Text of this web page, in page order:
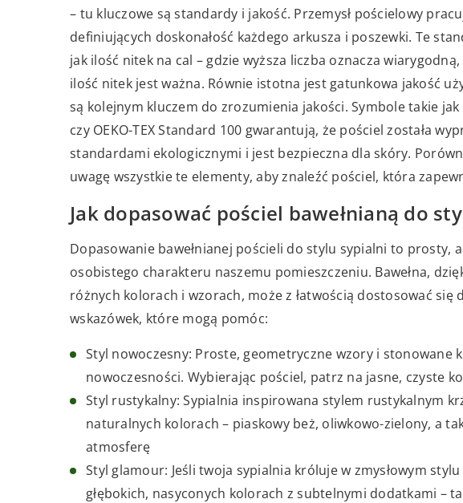
– tu kluczowe są standardy i jakość. Przemysł pościelowy
definiujących doskonałość każdego arkusza i poszewki. Te
jak ilość nitek na cal – gdzie wyższa liczba oznacza
ilość nitek jest ważna. Równie istotna jest gatunkowa jakość
są kolejnym kluczem do zrozumienia jakości. Symbole takie
czy OEKO-TEX Standard 100 gwarantują, że pościel została
standardami ekologicznymi i jest bezpieczna dla skóry.
uwagę wszystkie te elementy, aby znaleźć pościel, która
Jak dopasować pościel bawełnianą do
Dopasowanie bawełnianej pościeli do stylu sypialni to prosty,
osobistego charakteru naszemu pomieszczeniu. Bawełna,
różnych kolorach i wzorach, może z łatwością dostosować się
wskazówek, które mogą pomóc:
Styl nowoczesny: Proste, geometryczne wzory i stonowane
nowoczesności. Wybierając pościel, patrz na jasne, czyste
Styl rustykalny: Sypialnia inspirowana stylem rustykalnym
naturalnych kolorach – piaskowy beż, oliwkowo-zielony, a
atmosferę
Styl glamour: Jeśli twoja sypialnia króluje w zmysłowym
głębokich, nasyconych kolorach z subtelnymi dodatkami –